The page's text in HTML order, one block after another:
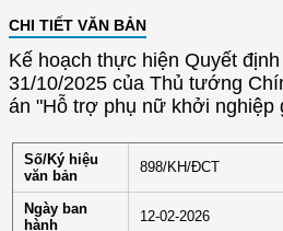
CHI TIẾT VĂN BẢN
Kế hoạch thực hiện Quyết
31/10/2025 của Thủ tướng
án "Hỗ trợ phụ nữ khởi nghiệp
Số/Ký hiệu
văn bản
898/KH/ĐCT
Ngày ban
hành
12-02-2026